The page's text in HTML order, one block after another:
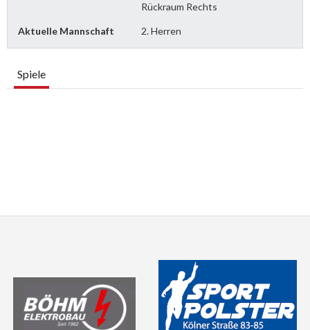
Rückraum Rechts
Aktuelle Mannschaft 2. Herren
Spiele